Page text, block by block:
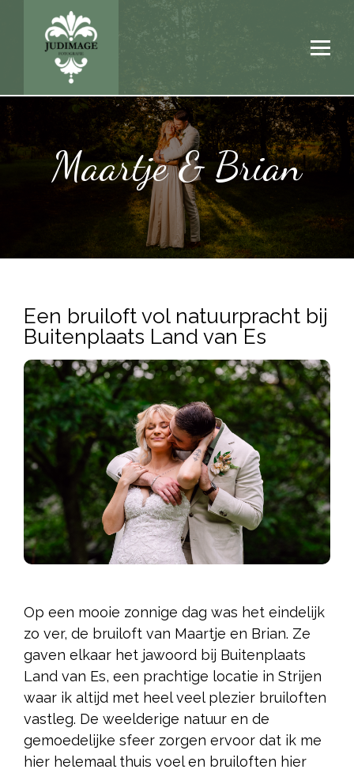
Maartje & Brian
Een bruiloft vol natuurpracht bij
Buitenplaats Land van Es
Op een mooie zonnige dag was het eindelijk
zo ver, de bruiloft van Maartje en Brian. Ze
gaven elkaar het jawoord bij Buitenplaats
Land van Es, een prachtige locatie in Strijen
waar ik altijd met heel veel plezier bruiloften
vastleg. De weelderige natuur en de
gemoedelijke sfeer zorgen ervoor dat ik me
hier helemaal thuis voel en bruiloften hier